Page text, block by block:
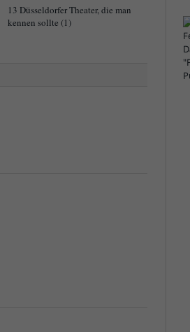
13 Düsseldorfer Theater, die man
kennen sollte (1)